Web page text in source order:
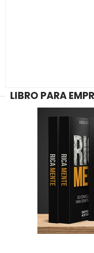
LIBRO PARA